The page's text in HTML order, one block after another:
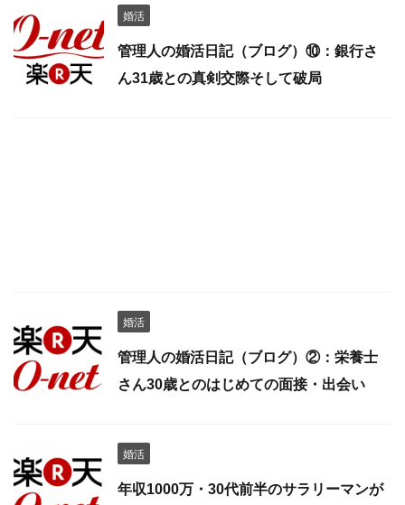
婚活
管理人の婚活日記（ブログ）⑩：銀行さ
ん31歳との真剣交際そして破局
婚活
管理人の婚活日記（ブログ）②：栄養士
さん30歳とのはじめての面接・出会い
婚活
年収1000万・30代前半のサラリーマンが